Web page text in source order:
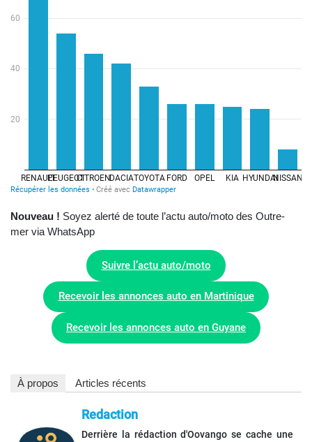
Nouveau ! Soyez alerté de toute l’actu auto/moto des Outre-
mer via WhatsApp
Suivre l’actu auto/moto
Recevoir les annonces auto en Martinique
Recevoir les annonces auto en Guyane
À propos Articles récents
Redaction
Derrière la rédaction d'Oovango se cache une